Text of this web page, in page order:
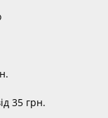
35 грн.